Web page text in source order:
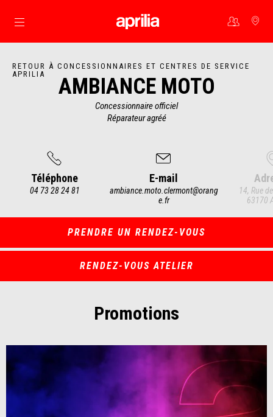
Aller au contenu principal
RETOUR À CONCESSIONNAIRES ET CENTRES DE SERVICE
APRILIA
AMBIANCE MOTO
Concessionnaire officiel
Réparateur agréé
Téléphone
04 73 28 24 81
E-mail
ambiance.moto.clermont@orang
e.fr
14, Rue
63170
of
PRENDRE UN RENDEZ-VOUS
RENDEZ-VOUS ATELIER
Promotions